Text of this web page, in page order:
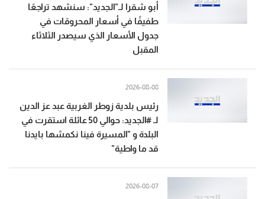
أبو شقرا لـ"الجديد": سنشهد تراجعًا
طفيفًا في أسعار المحروقات في
جدول الأسعار الذي سيصدر الثلاثاء
المقبل
رئيس بلدية زوطر الغربية عبد عز الدين
لـ #الجديد: حوالي 50 عائلة استقرت في
البلدة و "المسيرة فينا نكمشها بايدنا
قد ما واطية"
2026-08-08
2026-08-07